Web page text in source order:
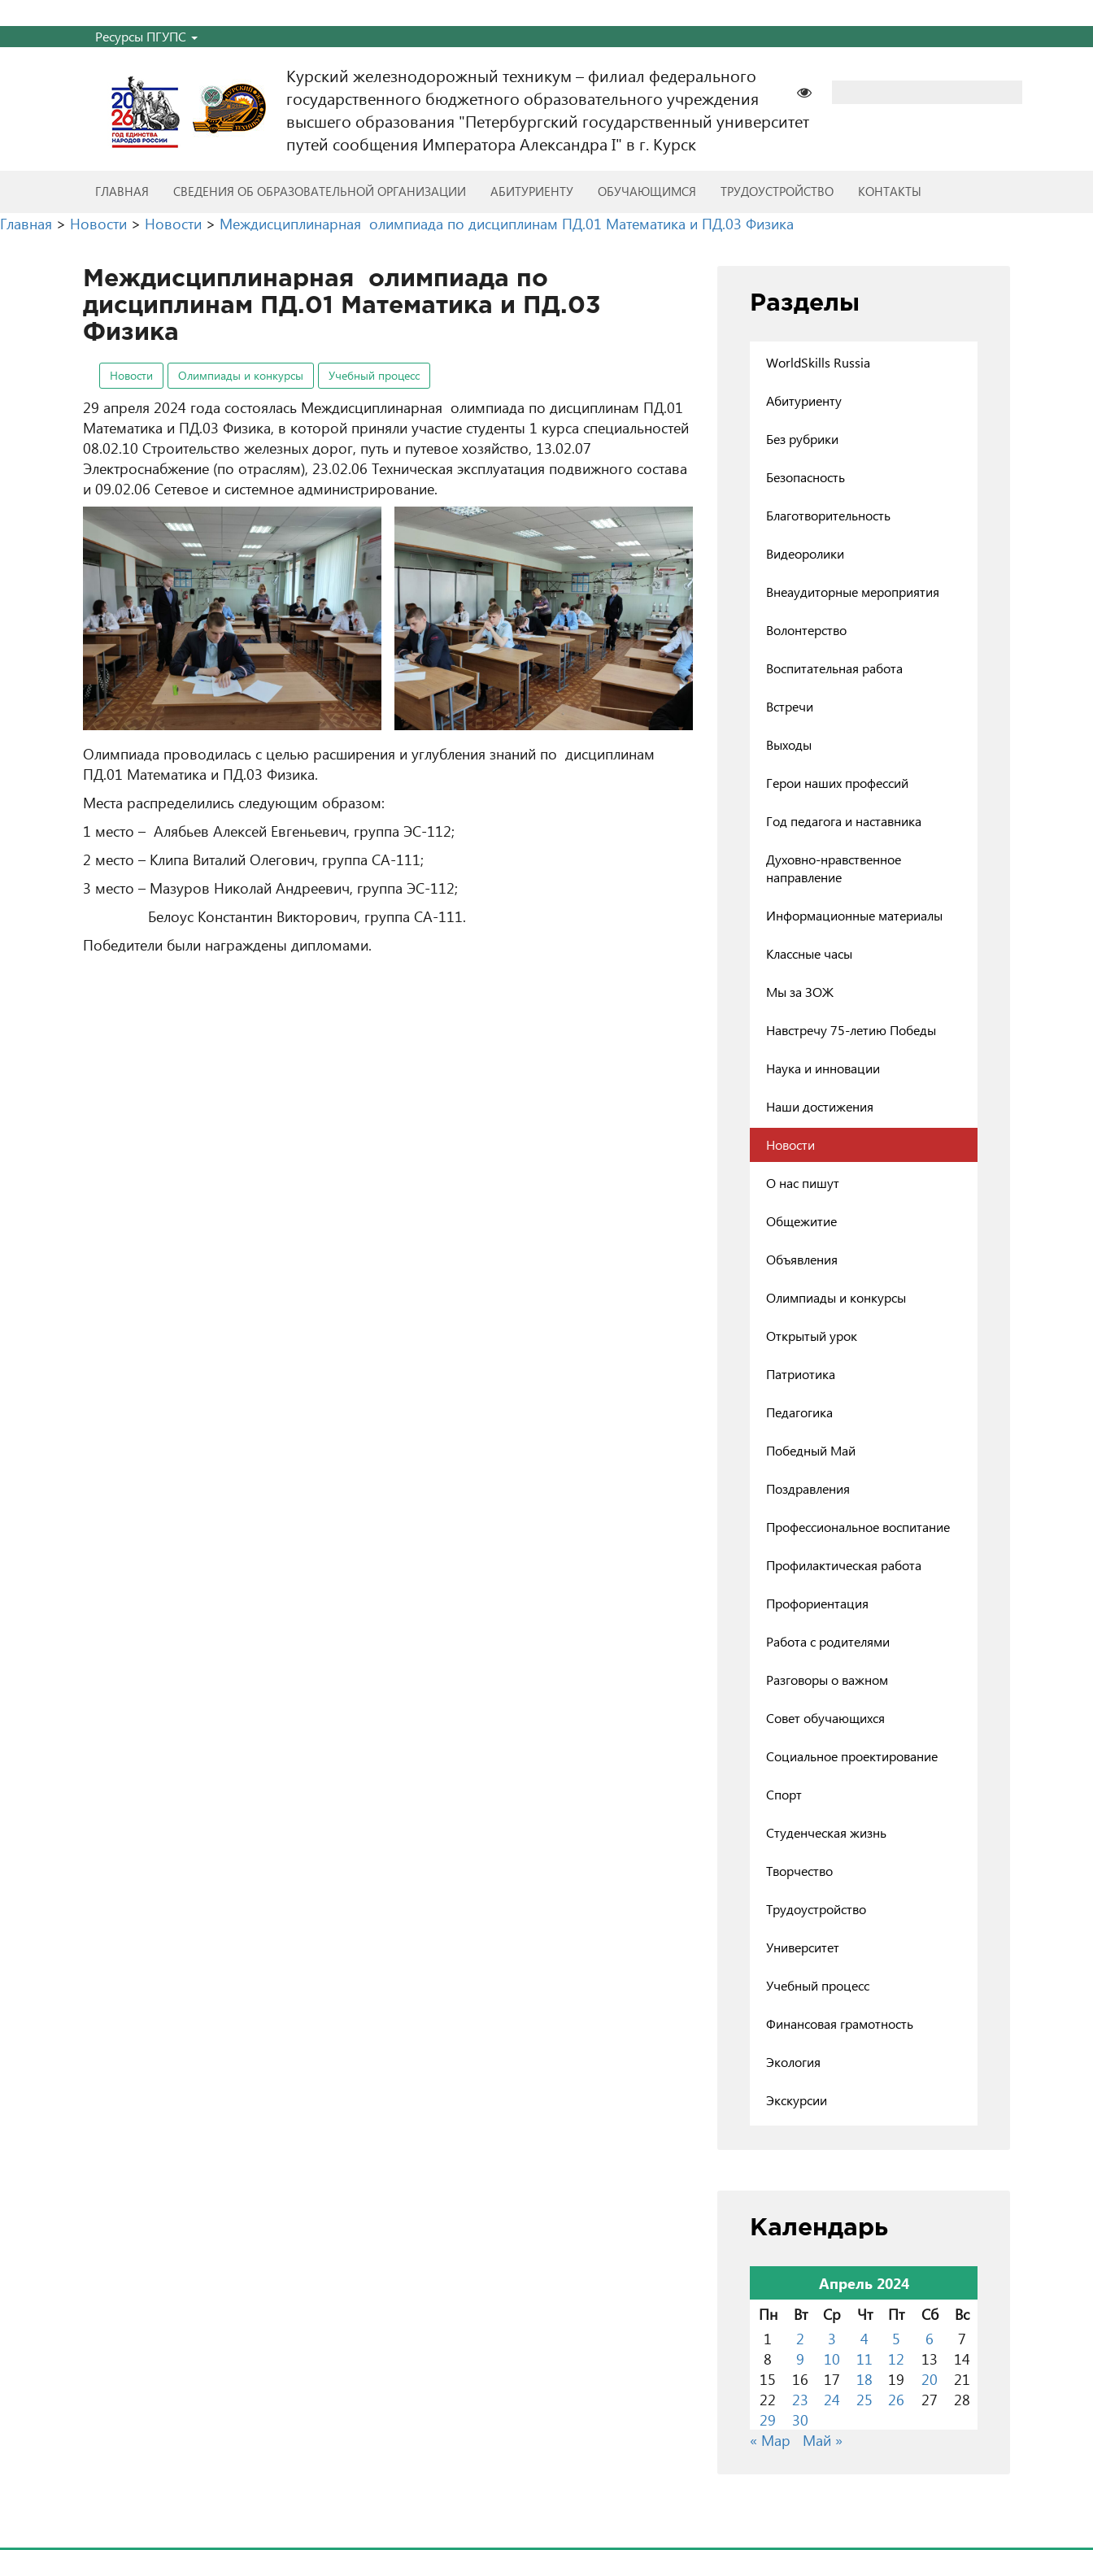
Ресурсы ПГУПС
Курский железнодорожный техникум – филиал федерального
государственного бюджетного образовательного учреждения
высшего образования "Петербургский государственный университет
путей сообщения Императора Александра I" в г. Курск
ГЛАВНАЯ СВЕДЕНИЯ ОБ ОБРАЗОВАТЕЛЬНОЙ ОРГАНИЗАЦИИ АБИТУРИЕНТУ ОБУЧАЮЩИМСЯ ТРУДОУСТРОЙСТВО КОНТАКТЫ
Главная > Новости > Новости > Междисциплинарная олимпиада по дисциплинам ПД.01 Математика и ПД.03 Физика
Междисциплинарная олимпиада по
дисциплинам ПД.01 Математика и ПД.03
Физика
Новости Олимпиады и конкурсы Учебный процесс
29 апреля 2024 года состоялась Междисциплинарная олимпиада по дисциплинам ПД.01
Математика и ПД.03 Физика, в которой приняли участие студенты 1 курса специальностей
08.02.10 Строительство железных дорог, путь и путевое хозяйство, 13.02.07
Электроснабжение (по отраслям), 23.02.06 Техническая эксплуатация подвижного состава
и 09.02.06 Сетевое и системное администрирование.
Олимпиада проводилась с целью расширения и углубления знаний по дисциплинам
ПД.01 Математика и ПД.03 Физика.
Места распределились следующим образом:
1 место – Алябьев Алексей Евгеньевич, группа ЭС-112;
2 место – Клипа Виталий Олегович, группа СА-111;
3 место – Мазуров Николай Андреевич, группа ЭС-112;
Белоус Константин Викторович, группа СА-111.
Победители были награждены дипломами.
Разделы
WorldSkills Russia
Абитуриенту
Без рубрики
Безопасность
Благотворительность
Видеоролики
Внеаудиторные мероприятия
Волонтерство
Воспитательная работа
Встречи
Выходы
Герои наших профессий
Год педагога и наставника
Духовно-нравственное
направление
Информационные материалы
Классные часы
Мы за ЗОЖ
Навстречу 75-летию Победы
Наука и инновации
Наши достижения
Новости
О нас пишут
Общежитие
Объявления
Олимпиады и конкурсы
Открытый урок
Патриотика
Педагогика
Победный Май
Поздравления
Профессиональное воспитание
Профилактическая работа
Профориентация
Работа с родителями
Разговоры о важном
Совет обучающихся
Социальное проектирование
Спорт
Студенческая жизнь
Творчество
Трудоустройство
Университет
Учебный процесс
Финансовая грамотность
Экология
Экскурсии
Календарь
Апрель 2024
Пн
Вт Ср Чт Пт Сб
Вс
1
2 3 4 5 6
7
8
9 10 11 12 13
14
15
16 17 18 19 20
21
22
23 24 25 26 27
28
29
30
« Мар
Май »